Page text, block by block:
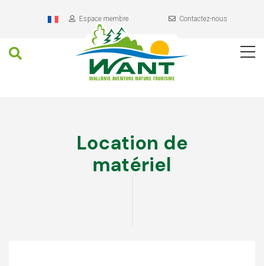
Espace membre Contactez-nous
Location de
matériel